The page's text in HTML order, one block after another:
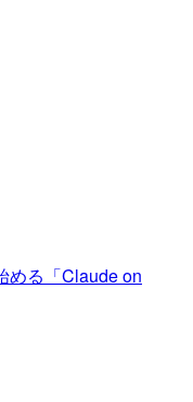
める「Claude on